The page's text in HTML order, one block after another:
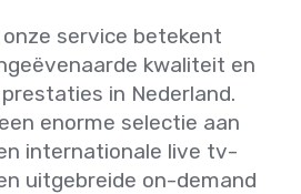
onze service betekent
kwaliteit en
in Nederland.
enorme selectie aan
internationale live tv-
uitgebreide on-demand